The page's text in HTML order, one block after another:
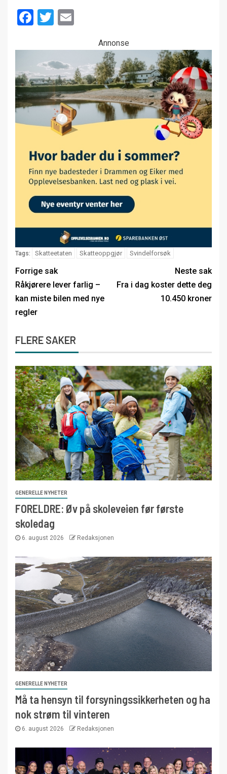
Facebook
Twitter
Annonse
Tags: Skatteetaten Skatteoppgjør Svindelforsøk
Forrige sak
Råkjørere lever farlig –
kan miste bilen med nye
regler
Neste sak
Fra i dag koster dette deg
10.450 kroner
FLERE SAKER
GENERELLE NYHETER
FORELDRE: Øv på skoleveien før første
skoledag
6. august 2026 Redaksjonen
GENERELLE NYHETER
Må ta hensyn til forsyningssikkerheten og ha
nok strøm til vinteren
6. august 2026 Redaksjonen